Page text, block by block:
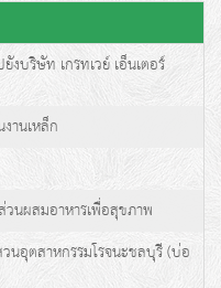
งบริษัท เกรทเวย์ เอ็นเตอร์
านเหล็ก
วนผสมอาหารเพื่อสุขภาพ
นอุตสาหกรรมโรจนะชลบุรี (บ่อ